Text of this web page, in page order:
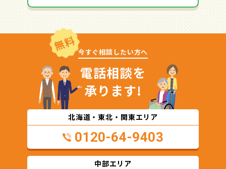
無料 今すぐ相談したい方へ
電話相談を
承ります!
北海道・東北・関東エリア
0120-64-9403
中部エリア